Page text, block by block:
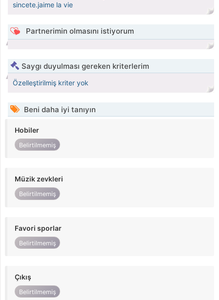
sincete.jaime la vie
Partnerimin olmasını istiyorum
Saygı duyulması gereken kriterlerim
Özelleştirilmiş kriter yok
Beni daha iyi tanıyın
Hobiler
Belirtilmemiş
Müzik zevkleri
Belirtilmemiş
Favori sporlar
Belirtilmemiş
Çıkış
Belirtilmemiş